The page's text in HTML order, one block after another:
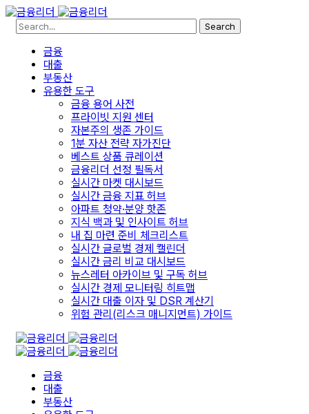
Search
금융
대출
부동산
유용한 도구
금융 용어 사전
프라이빗 지원 센터
자본주의 생존 가이드
1분 자산 전략 자가진단
베스트 상품 큐레이션
금융리더 선정 필독서
실시간 마켓 대시보드
실시간 금융 지표 허브
아파트 청약·분양 핫존
지식 백과 및 인사이트 허브
내 집 마련 준비 체크리스트
실시간 글로벌 경제 캘린더
실시간 금리 비교 대시보드
뉴스레터 아카이브 및 구독 허브
실시간 경제 모니터링 히트맵
실시간 대출 이자 및 DSR 계산기
위험 관리(리스크 매니지먼트) 가이드
금융
대출
부동산